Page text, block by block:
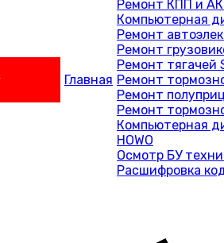
Главная
Ремонт КПП и
Компьютерная
Ремонт
Ремонт
Ремонт тягачей
Ремонт
Ремонт
Ремонт
Компьютерная
HOWO
Осмотр БУ
Расшифровка